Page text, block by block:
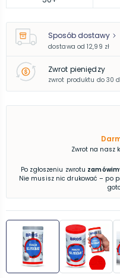
Sposób dostawy
dostawa od 12,99 zł
Zwrot pieniędzy
zwrot produktu do 30
Zwrot na nasz
Po zgłoszeniu zwrotu
Nie musisz nic drukować – po